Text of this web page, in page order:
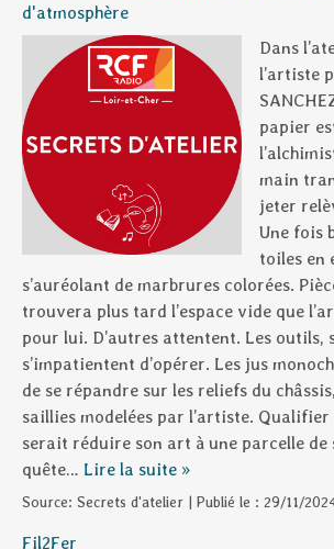
d'atmosphère
Dans
l’artiste
papier
main
jeter
Une fois
toiles en
s’auréolant de marbrures colorées.
trouvera plus tard l’espace vide que
pour lui. D’autres attentent. Les outils,
s’impatientent d’opérer. Les jus
de se répandre sur les reliefs du
saillies modelées par l’artiste.
serait réduire son art à une parcelle de
quête… Lire la suite »
Source: Secrets d'atelier | Publié le : 29/11/
Fil2Fer